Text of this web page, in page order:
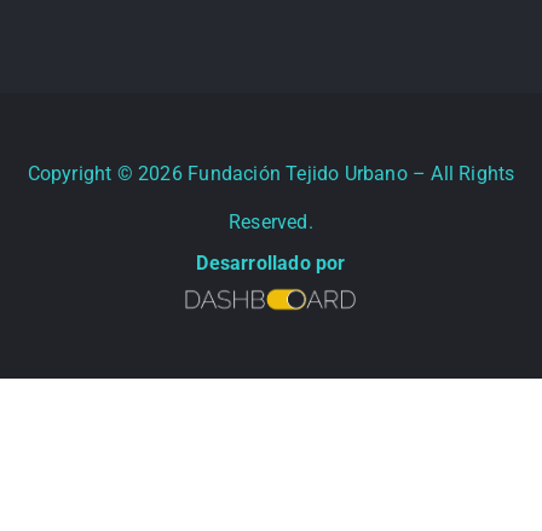
Copyright ©2026Fundación Tejido Urbano – All Rights
Reserved.
Desarrollado por